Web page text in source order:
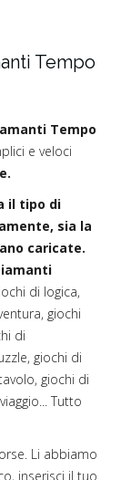
Tempo
Tempo
e veloci
il tipo di
sia la
caricate.
di logica,
giochi
di
giochi di
giochi di
Tutto
Li abbiamo
inserisci il tuo